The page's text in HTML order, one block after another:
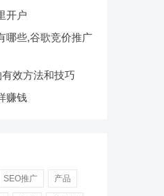
开户
哪些,谷歌竞价推广
效方法和技巧
赚钱
SEO推广 产品